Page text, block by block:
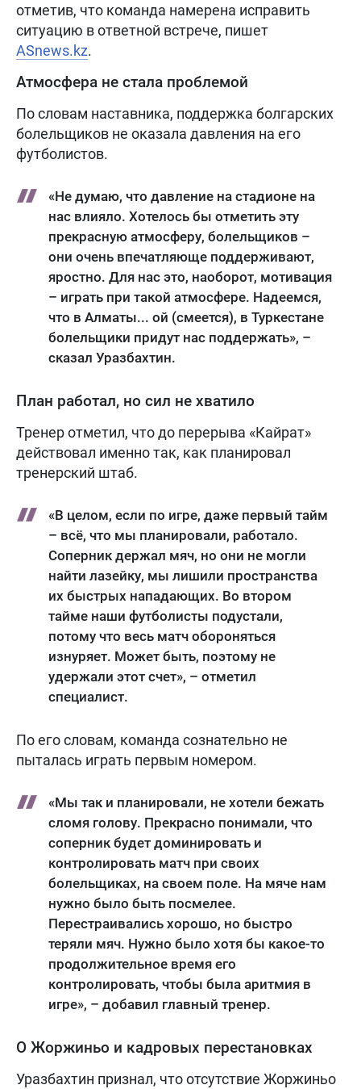
отметив, что команда намерена исправить
ситуацию в ответной встрече, пишет
ASnews.kz.
Атмосфера не стала проблемой
По словам наставника, поддержка болгарских
болельщиков не оказала давления на его
футболистов.
«Не думаю, что давление на стадионе на
нас влияло. Хотелось бы отметить эту
прекрасную атмосферу, болельщиков –
они очень впечатляюще поддерживают,
яростно. Для нас это, наоборот, мотивация
– играть при такой атмосфере. Надеемся,
что в Алматы... ой (смеется), в Туркестане
болельщики придут нас поддержать», –
сказал Уразбахтин.
План работал, но сил не хватило
Тренер отметил, что до перерыва «Кайрат»
действовал именно так, как планировал
тренерский штаб.
«В целом, если по игре, даже первый тайм
– всё, что мы планировали, работало.
Соперник держал мяч, но они не могли
найти лазейку, мы лишили пространства
их быстрых нападающих. Во втором
тайме наши футболисты подустали,
потому что весь матч обороняться
изнуряет. Может быть, поэтому не
удержали этот счет», – отметил
специалист.
По его словам, команда сознательно не
пыталась играть первым номером.
«Мы так и планировали, не хотели бежать
сломя голову. Прекрасно понимали, что
соперник будет доминировать и
контролировать матч при своих
болельщиках, на своем поле. На мяче нам
нужно было быть посмелее.
Перестраивались хорошо, но быстро
теряли мяч. Нужно было хотя бы какое-то
продолжительное время его
контролировать, чтобы была аритмия в
игре», – добавил главный тренер.
О Жоржиньо и кадровых перестановках
Уразбахтин признал, что отсутствие Жоржиньо